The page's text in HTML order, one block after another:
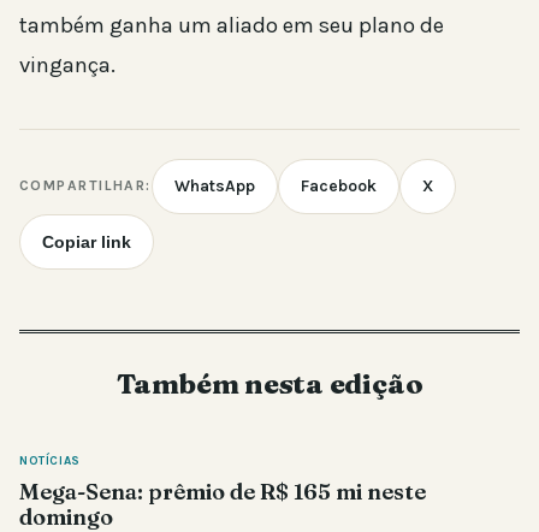
também ganha um aliado em seu plano de
vingança.
COMPARTILHAR: WhatsApp Facebook X
Copiar link
Também nesta edição
NOTÍCIAS
Mega-Sena: prêmio de R$ 165 mi neste
domingo